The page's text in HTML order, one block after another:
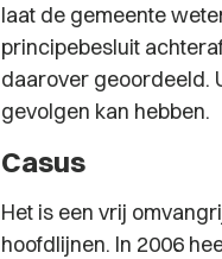
laat de gemeente
principebesluit
daarover geoordeeld.
gevolgen kan hebben.
Casus
Het is een vrij
hoofdlijnen. In 2006